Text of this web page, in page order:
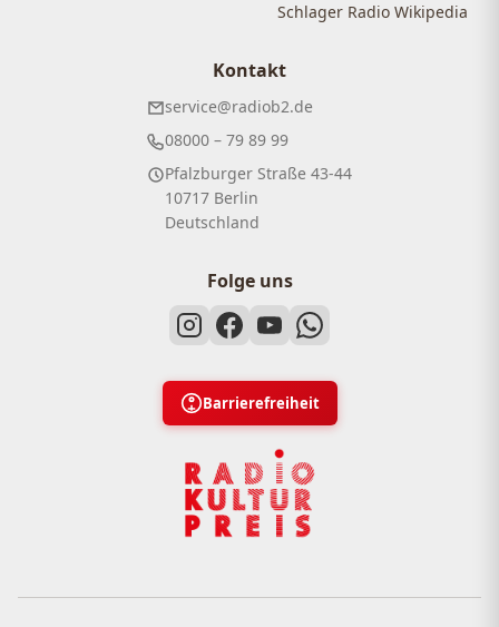
Schlager Radio Wikipedia
Kontakt
service@radiob2.de
08000 – 79 89 99
Pfalzburger Straße 43-44
10717 Berlin
Deutschland
Folge uns
Barrierefreiheit